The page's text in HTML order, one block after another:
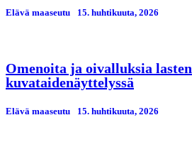
Elävä maaseutu 15. huhtikuuta, 2026
Omenoita ja oivalluksia lasten
kuvataidenäyttelyssä
Elävä maaseutu 15. huhtikuuta, 2026